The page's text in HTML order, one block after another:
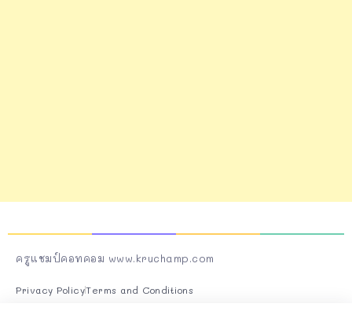
ครูแชมป์คอทคอม www.kruchamp.com
Privacy PolicyTerms and Conditions